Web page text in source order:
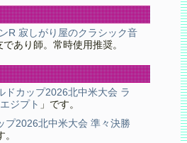
R 寂しがり屋のクラシック音
であり師。常時使用推奨。
ドカップ2026北中米大会 ラ
ジプト 」です。
プ2026北中米大会 準々決勝
。